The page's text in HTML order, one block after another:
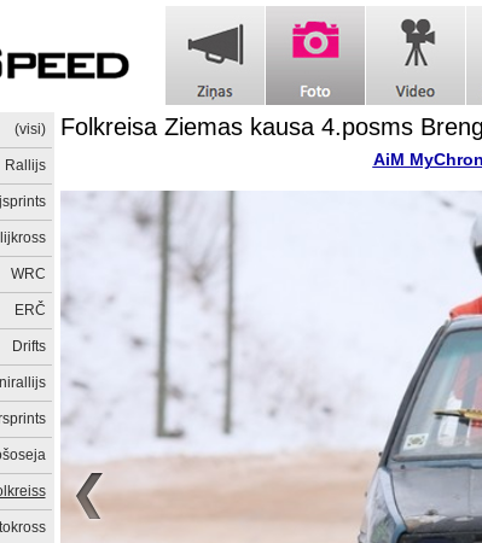
(visi)
Rallijs
WRC
ERČ
Drifts
Folkreisa Ziemas kausa 4.posms
AiM